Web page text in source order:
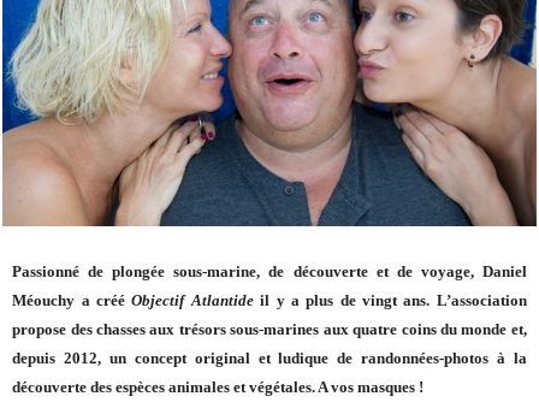
Passionné de plongée sous-marine, de découverte et de voyage, Daniel
Méouchy a crééObjectif Atlantideil y a plus de vingt ans. L’association
propose des chasses aux trésors sous-marines aux quatre coins du monde et,
depuis 2012, un concept original et ludique de randonnées-photos à la
découverte des espèces animales et végétales. A vos masques !